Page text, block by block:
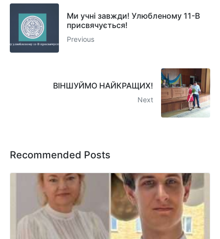
Ми учні завжди! Улюбленому 11-В
присвячується!
Previous
ВІНШУЙМО НАЙКРАЩИХ!
Next
Recommended Posts